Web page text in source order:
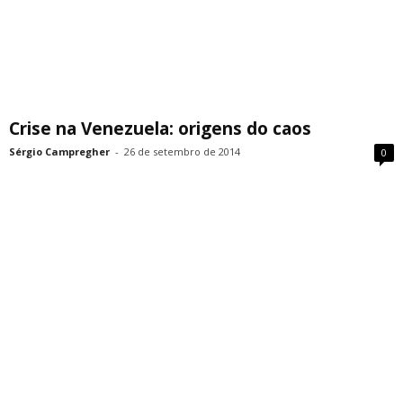
Crise na Venezuela: origens do caos
Sérgio Campregher - 26 de setembro de 2014 0